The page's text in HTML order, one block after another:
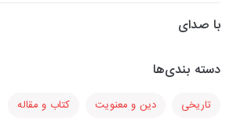
با صدای
دسته بندی‌ها
تاریخی دین و معنویت کتاب و مقاله